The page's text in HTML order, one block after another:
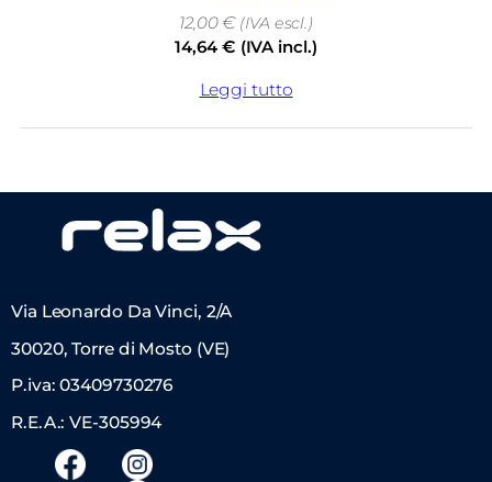
12,00€(IVA escl.)
14,64 € (IVA incl.)
Leggi tutto
Via Leonardo Da Vinci, 2/A
30020, Torre di Mosto (VE)
P.iva: 03409730276
R.E.A.: VE-305994